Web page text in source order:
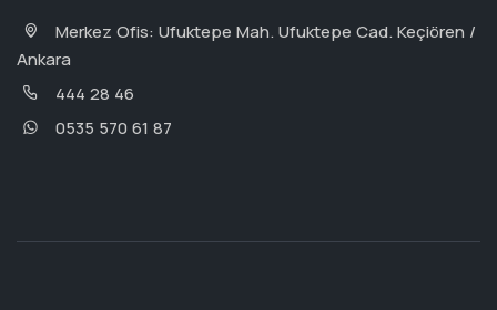
Merkez Ofis: Ufuktepe Mah. Ufuktepe Cad. Keçiören /
Ankara
444 28 46
0535 570 61 87